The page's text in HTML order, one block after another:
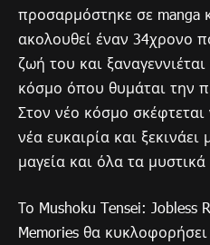
προσαρμόστηκε σε manga
ακολουθεί έναν 34χρονο
ζωή του και
κόσμο όπου θυμάται την
Στον νέο κόσμο
νέα ευκαιρία και
μαγεία και όλα τα
Το Mushoku Tensei: Jobless
Memories θα κυκλοφορήσει